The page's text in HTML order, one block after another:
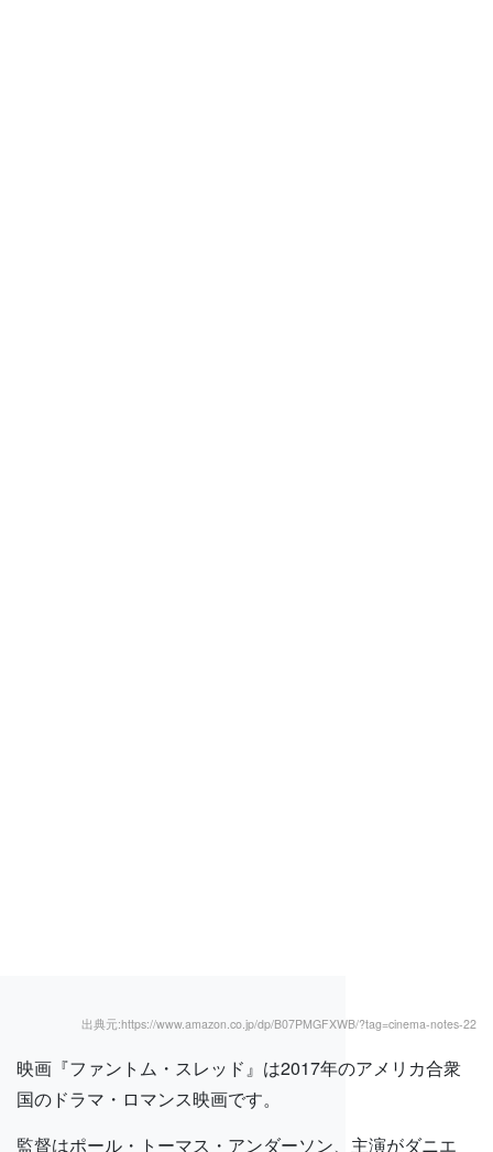
出典元:https://www.amazon.co.jp/dp/B07PMGFXWB/?tag=cinema-notes-22
映画『ファントム・スレッド』は2017年のアメリカ合衆
国のドラマ・ロマンス映画です。
監督はポール・トーマス・アンダーソン、主演がダニエ